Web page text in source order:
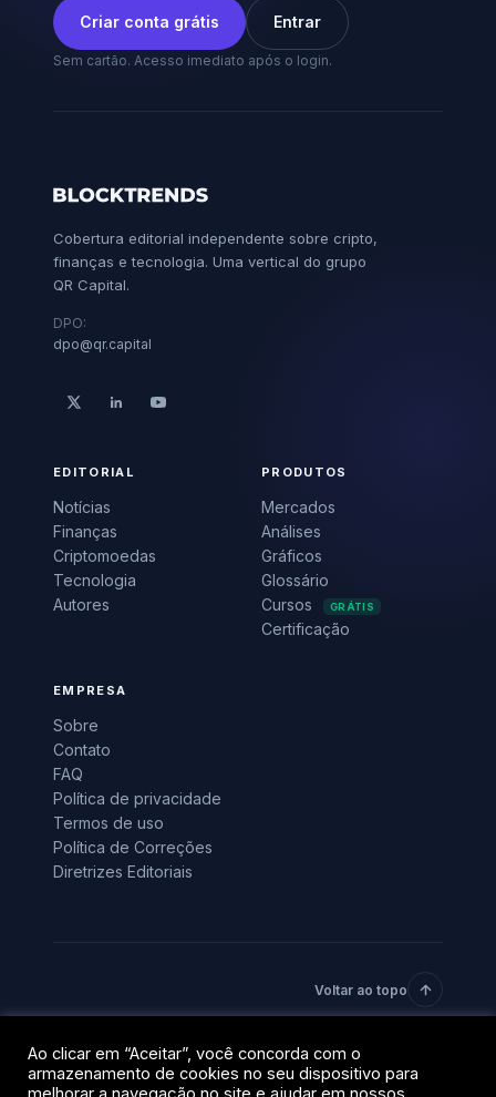
Criar conta grátis Entrar
Sem cartão. Acesso imediato após o login.
Cobertura editorial independente sobre cripto,
finanças e tecnologia. Uma vertical do grupo
QR Capital.
DPO:
dpo@qr.capital
EDITORIAL
Notícias
Finanças
Criptomoedas
Tecnologia
Autores
PRODUTOS
Mercados
Análises
Gráficos
Glossário
Cursos
GRÁTIS
Certificação
EMPRESA
Sobre
Contato
FAQ
Política de privacidade
Termos de uso
Política de Correções
Diretrizes Editoriais
Voltar ao topo
© 2026 BlockTrends · Uma vertical do grupo QR Capital.
Todos os direitos reservados.
PrivacidadeTermos
Ao clicar em “Aceitar”, você concorda com o
armazenamento de cookies no seu dispositivo para